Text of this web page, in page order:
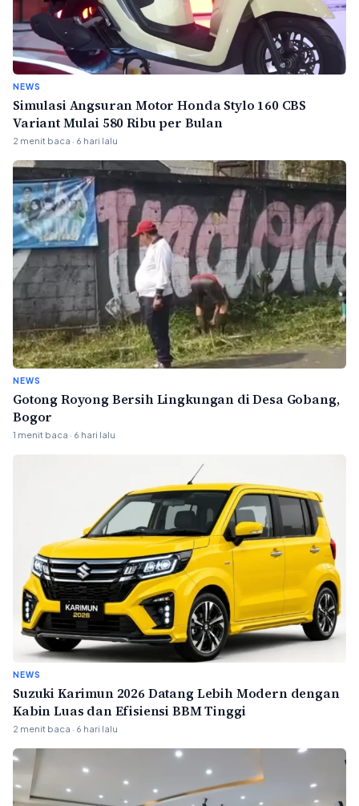
NEWS
Simulasi Angsuran Motor Honda Stylo 160 CBS
Variant Mulai 580 Ribu per Bulan
2 menit baca · 6 hari lalu
NEWS
Gotong Royong Bersih Lingkungan di Desa Gobang,
Bogor
1 menit baca · 6 hari lalu
NEWS
Suzuki Karimun 2026 Datang Lebih Modern dengan
Kabin Luas dan Efisiensi BBM Tinggi
2 menit baca · 6 hari lalu